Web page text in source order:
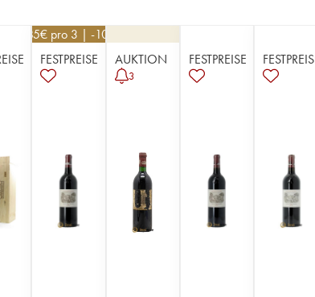
585€ pro 3 | -10%
FESTPREISE
AUKTION
3
FESTPREISE